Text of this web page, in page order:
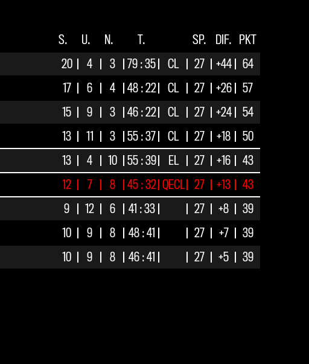
S. U. N. T. SP. DIF.
PKT
20 4 3 79 : 35 CL 27 +44
64
17 6 4 48 : 22 CL 27 +26
57
15 9 3 46 : 22 CL 27 +24
54
13 11 3 55 : 37 CL 27 +18
50
13 4 10 55 : 39 EL 27 +16
43
12 7 8 45 : 32 QECL 27 +13
43
9 12 6 41 : 33 27 +8
39
10 9 8 48 : 41 27 +7
39
10 9 8 46 : 41 27 +5
39